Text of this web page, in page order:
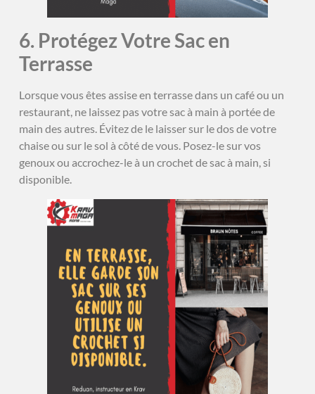
6. Protégez Votre Sac en
Terrasse
Lorsque vous êtes assise en terrasse dans un café ou un
restaurant, ne laissez pas votre sac à main à portée de
main des autres. Évitez de le laisser sur le dos de votre
chaise ou sur le sol à côté de vous. Posez-le sur vos
genoux ou accrochez-le à un crochet de sac à main, si
disponible.